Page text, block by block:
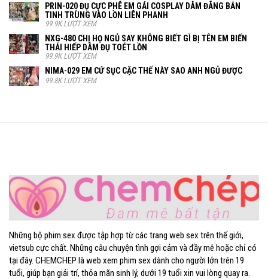
PRIN-020 ĐỤ CỰC PHÊ EM GÁI COSPLAY DÂM ĐÃNG BẮN
TINH TRÙNG VÀO LỒN LIÊN PHANH
99.9K LƯỢT XEM
NXG-480 CHỊ HỌ NGỦ SAY KHÔNG BIẾT GÌ BỊ TÊN EM BIẾN
THÁI HIẾP DÂM ĐỤ TOÉT LỒN
99.9K LƯỢT XEM
NIMA-029 EM CỨ SỤC CẶC THẾ NÀY SAO ANH NGỦ ĐƯỢC
99.8K LƯỢT XEM
Những bộ phim sex được tập hợp từ các trang web sex trên thế giới,
vietsub cực chất. Những câu chuyện tình gợi cảm và đầy mê hoặc chỉ có
tại đây. CHEMCHEP là web xem phim sex dành cho người lớn trên 19
tuổi, giúp bạn giải trí, thỏa mãn sinh lý, dưới 19 tuổi xin vui lòng quay ra.